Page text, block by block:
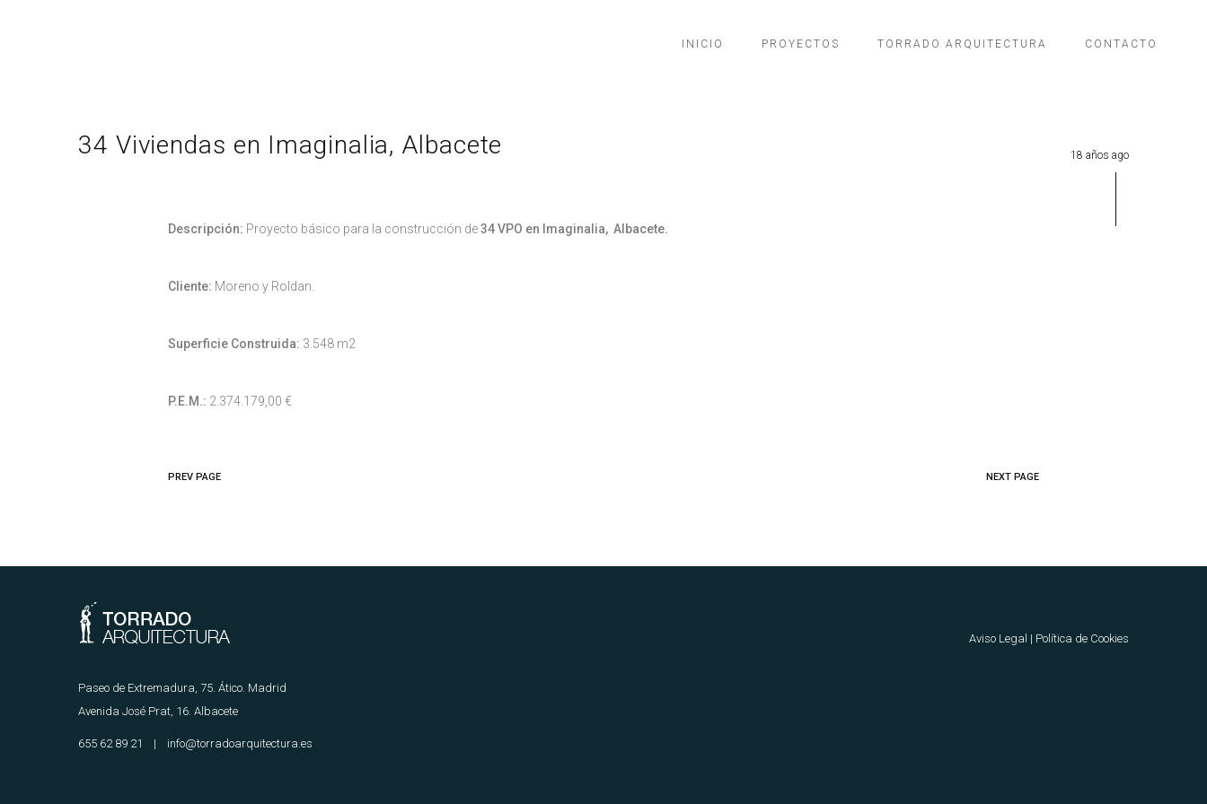
INICIO PROYECTOS TORRADO ARQUITECTURA CONTACTO
34 Viviendas en Imaginalia, Albacete 18 años ago
Descripción: Proyecto básico para la construcción de34 VPO en Imaginalia, Albacete.
Cliente: Moreno y Roldan.
Superficie Construida: 3.548 m2
P.E.M.: 2.374.179,00 €
PREV PAGE NEXT PAGE
Paseo de Extremadura, 75. Ático. Madrid
Avenida José Prat, 16. Albacete
655 62 89 21 | info@torradoarquitectura.es
Aviso Legal | Política de Cookies